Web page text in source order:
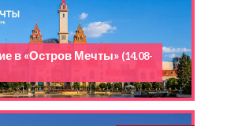
в «Остров Мечты» (14.08-